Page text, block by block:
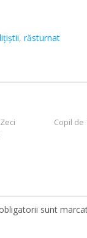
, răsturnat
Copil de
sunt